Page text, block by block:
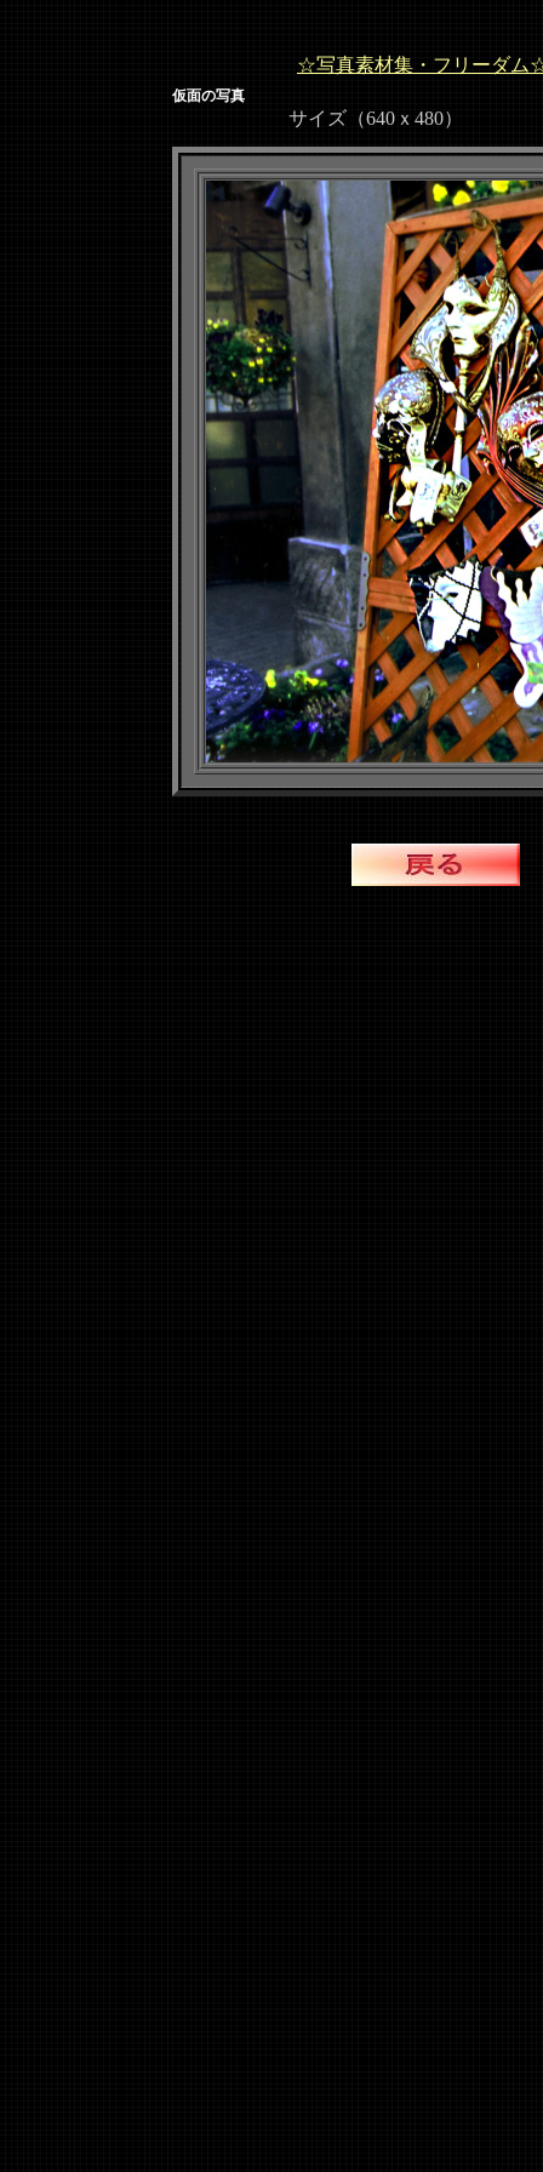
☆写真素材集・フリーダム
仮面の写真
サイズ（640ｘ480）